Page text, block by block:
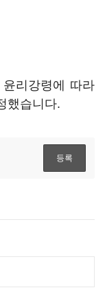
리강령에 따라
했습니다.